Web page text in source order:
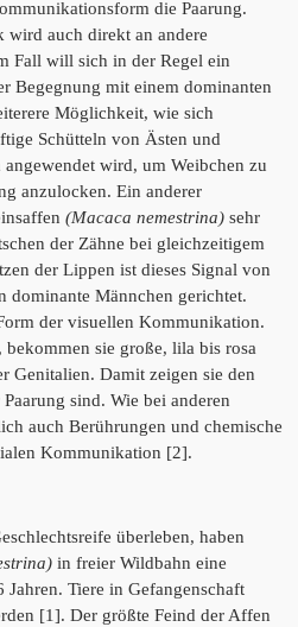
die Paarung.
wird auch direkt an andere
Fall will sich in der Regel ein
Begegnung mit einem dominanten
Möglichkeit, wie sich
Schütteln von Ästen und
wird, um Weibchen zu
anzulocken. Ein anderer
(Macaca nemestrina) sehr
der Zähne bei gleichzeitigem
der Lippen ist dieses Signal von
dominante Männchen gerichtet.
der visuellen Kommunikation.
bekommen sie große, lila bis rosa
Genitalien. Damit zeigen sie den
sind. Wie bei anderen
auch Berührungen und chemische
Kommunikation [2].
überleben, haben
in freier Wildbahn eine
Tiere in Gefangenschaft
[1]. Der größte Feind der Affen